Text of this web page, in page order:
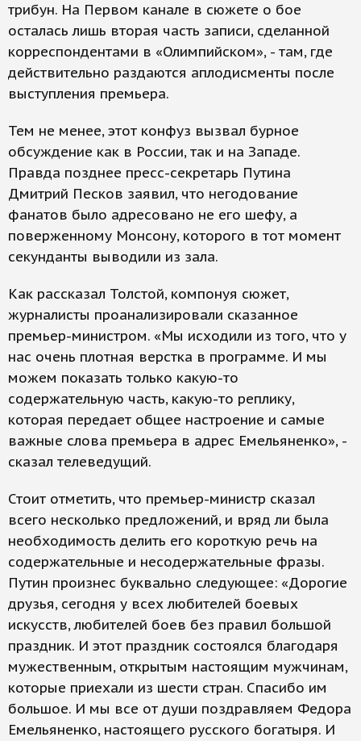
трибун. На Первом канале в сюжете о бое
осталась лишь вторая часть записи, сделанной
корреспондентами в «Олимпийском», - там, где
действительно раздаются аплодисменты после
выступления премьера.
Тем не менее, этот конфуз вызвал бурное
обсуждение как в России, так и на Западе.
Правда позднее пресс-секретарь Путина
Дмитрий Песков заявил, что негодование
фанатов было адресовано не его шефу, а
поверженному Монсону, которого в тот момент
секунданты выводили из зала.
Как рассказал Толстой, компонуя сюжет,
журналисты проанализировали сказанное
премьер-министром. «Мы исходили из того, что у
нас очень плотная верстка в программе. И мы
можем показать только какую-то
содержательную часть, какую-то реплику,
которая передает общее настроение и самые
важные слова премьера в адрес Емельяненко», -
сказал телеведущий.
Стоит отметить, что премьер-министр сказал
всего несколько предложений, и вряд ли была
необходимость делить его короткую речь на
содержательные и несодержательные фразы.
Путин произнес буквально следующее: «Дорогие
друзья, сегодня у всех любителей боевых
искусств, любителей боев без правил большой
праздник. И этот праздник состоялся благодаря
мужественным, открытым настоящим мужчинам,
которые приехали из шести стран. Спасибо им
большое. И мы все от души поздравляем Федора
Емельяненко, настоящего русского богатыря. И